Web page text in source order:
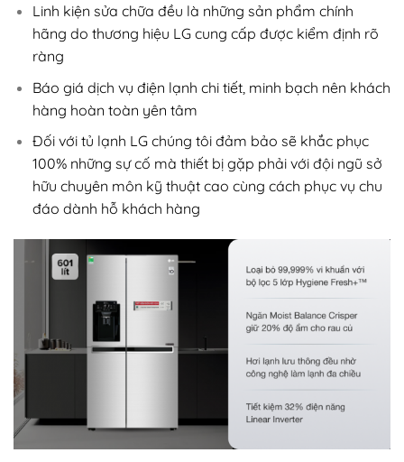
Linh kiện sửa chữa đều là những sản phẩm chính
hãng do thương hiệu LG cung cấp được kiểm định rõ
ràng
Báo giá dịch vụ điện lạnh chi tiết, minh bạch nên khách
hàng hoàn toàn yên tâm
Đối với tủ lạnh LG chúng tôi đảm bảo sẽ khắc phục
100% những sự cố mà thiết bị gặp phải với đội ngũ sở
hữu chuyên môn kỹ thuật cao cùng cách phục vụ chu
đáo dành hỗ khách hàng